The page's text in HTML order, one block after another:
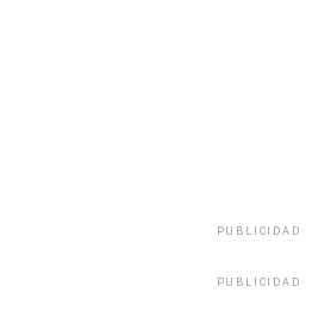
PUBLICIDAD
PUBLICIDAD